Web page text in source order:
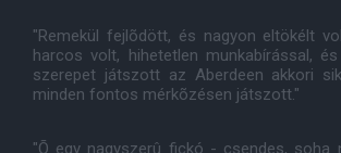
"Remekül fejlõdött, és nagyon eltökélt
harcos volt, hihetetlen munkabírással,
szerepet játszott az Aberdeen akkori
minden fontos mérkõzésen játszott."
"Õ egy nagyszerû fickó - csendes, soha